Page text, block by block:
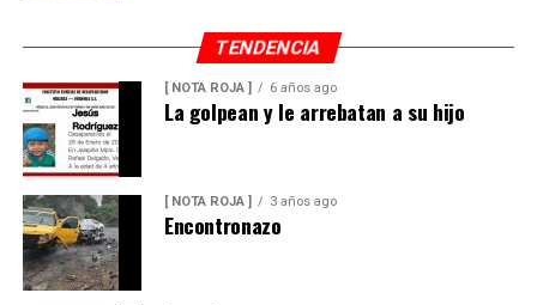
TENDENCIA
[ NOTA ROJA ] 6 años ago
La golpean y le arrebatan a su hijo
[ NOTA ROJA ] 3 años ago
Encontronazo